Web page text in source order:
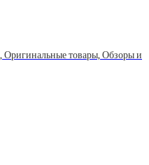
товары, Обзоры и